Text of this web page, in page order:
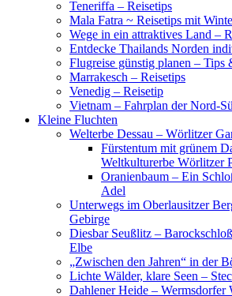
Teneriffa – Reisetips
Mala Fatra ~ Reisetips mit
Wege in ein attraktives Land –
Entdecke Thailands Norden
Flugreise günstig planen – Tips
Marrakesch – Reisetips
Venedig – Reisetip
Vietnam – Fahrplan der Nord-
Kleine Fluchten
Welterbe Dessau – Wörlitzer
Fürstentum mit grünem
Weltkulturerbe Wörlitzer
Oranienbaum – Ein
Adel
Unterwegs im Oberlausitzer
Gebirge
Diesbar Seußlitz –
Elbe
„Zwischen den Jahren“ in der
Lichte Wälder, klare Seen –
Dahlener Heide – Wermsdorfer